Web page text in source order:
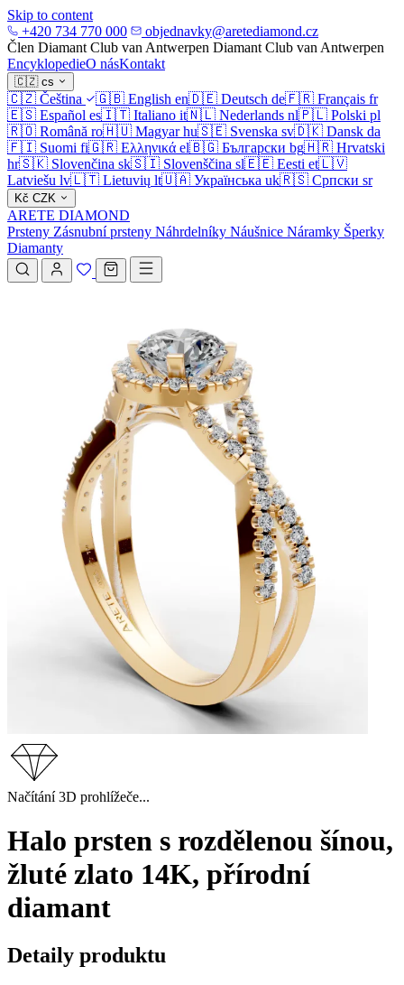
Skip to content
+420 734 770 000
objednavky@aretediamond.cz
Člen Diamant Club van Antwerpen Diamant Club van Antwerpen
EncyklopedieO násKontakt
🇨🇿 cs
🇨🇿 Čeština 🇬🇧 English en🇩🇪 Deutsch de🇫🇷 Français fr
🇪🇸 Español es🇮🇹 Italiano it🇳🇱 Nederlands nl🇵🇱 Polski pl
🇷🇴 Română ro🇭🇺 Magyar hu🇸🇪 Svenska sv🇩🇰 Dansk da
🇫🇮 Suomi fi🇬🇷 Ελληνικά el🇧🇬 Български bg🇭🇷 Hrvatski
hr🇸🇰 Slovenčina sk🇸🇮 Slovenščina sl🇪🇪 Eesti et🇱🇻
Latviešu lv🇱🇹 Lietuvių lt🇺🇦 Українська uk🇷🇸 Српски sr
Kč CZK
ARETE DIAMOND
Prsteny Zásnubní prsteny Náhrdelníky Náušnice Náramky Šperky
Diamanty
Načítání 3D prohlížeče...
Halo prsten s rozdělenou šínou,
žluté zlato 14K, přírodní
diamant
Detaily produktu